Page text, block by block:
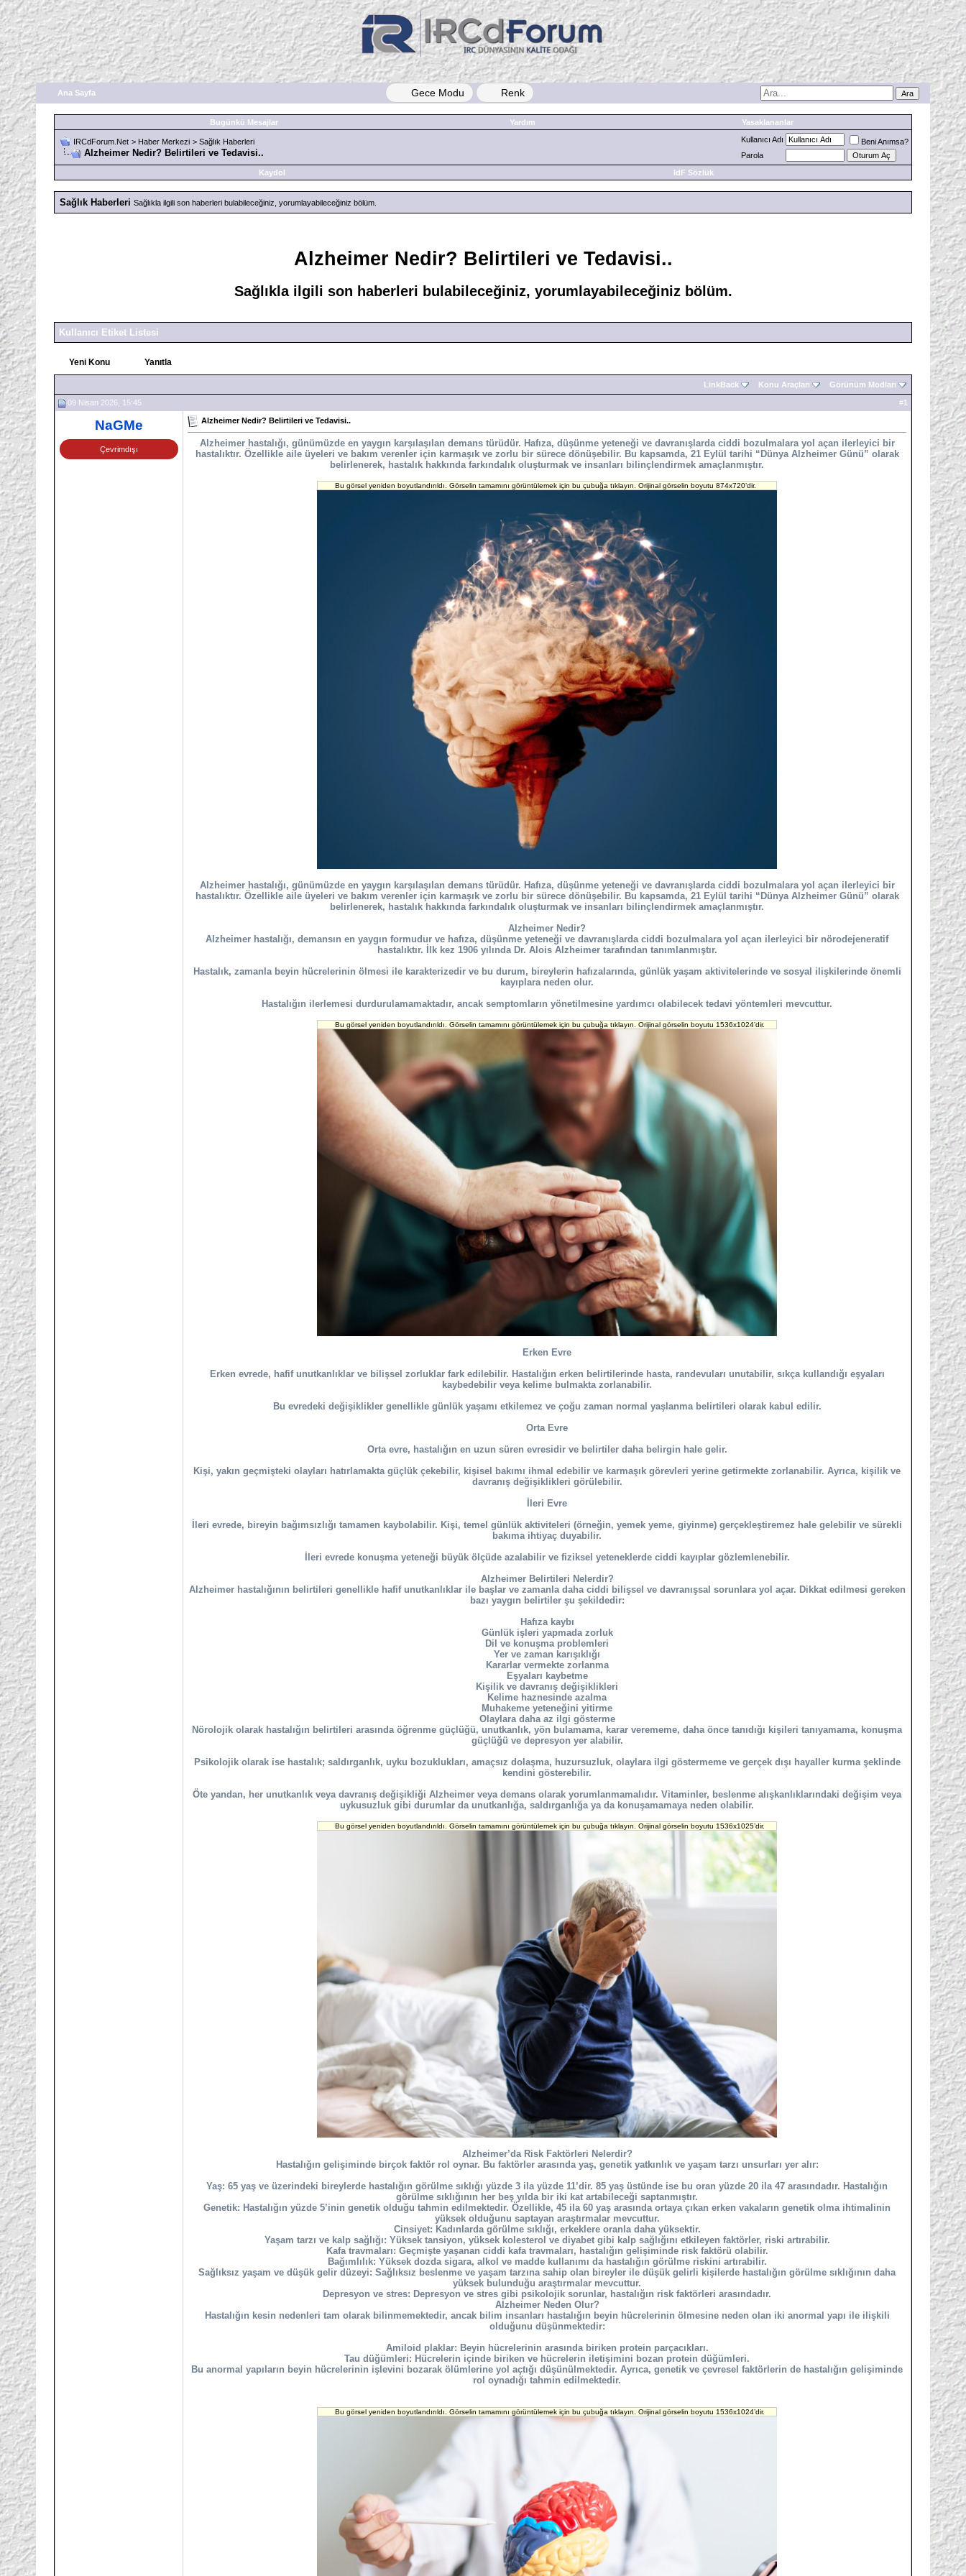
Ana Sayfa Gece Modu Renk
Bugünkü Mesajlar Yardım Yasaklananlar
IRCdForum.Net > Haber Merkezi > Sağlık Haberleri
Alzheimer Nedir? Belirtileri ve Tedavisi..
Kullanıcı Adı
Beni Anımsa?
Parola
Kaydol
IdF Sözlük
Sağlık Haberleri Sağlıkla ilgili son haberleri bulabileceğiniz, yorumlayabileceğiniz bölüm.
Alzheimer Nedir? Belirtileri ve Tedavisi..
Sağlıkla ilgili son haberleri bulabileceğiniz, yorumlayabileceğiniz bölüm.
Kullanıcı Etiket Listesi
Yeni Konu Yanıtla
LinkBack Konu Araçları Görünüm Modları
09 Nisan 2026, 15:45 #1
NaGMe
Çevrimdışı
Alzheimer Nedir? Belirtileri ve Tedavisi..
Alzheimer hastalığı, günümüzde en yaygın karşılaşılan demans türüdür. Hafıza, düşünme yeteneği ve davranışlarda ciddi bozulmalara yol açan ilerleyici bir
hastalıktır. Özellikle aile üyeleri ve bakım verenler için karmaşık ve zorlu bir sürece dönüşebilir. Bu kapsamda, 21 Eylül tarihi “Dünya Alzheimer Günü” olarak
belirlenerek, hastalık hakkında farkındalık oluşturmak ve insanları bilinçlendirmek amaçlanmıştır.
Bu görsel yeniden boyutlandırıldı. Görselin tamamını görüntülemek için bu çubuğa tıklayın. Orijinal görselin boyutu 874x720’dir.
Alzheimer hastalığı, günümüzde en yaygın karşılaşılan demans türüdür. Hafıza, düşünme yeteneği ve davranışlarda ciddi bozulmalara yol açan ilerleyici bir
hastalıktır. Özellikle aile üyeleri ve bakım verenler için karmaşık ve zorlu bir sürece dönüşebilir. Bu kapsamda, 21 Eylül tarihi “Dünya Alzheimer Günü” olarak
belirlenerek, hastalık hakkında farkındalık oluşturmak ve insanları bilinçlendirmek amaçlanmıştır.
Alzheimer Nedir?
Alzheimer hastalığı, demansın en yaygın formudur ve hafıza, düşünme yeteneği ve davranışlarda ciddi bozulmalara yol açan ilerleyici bir nörodejeneratif
hastalıktır. İlk kez 1906 yılında Dr. Alois Alzheimer tarafından tanımlanmıştır.
Hastalık, zamanla beyin hücrelerinin ölmesi ile karakterizedir ve bu durum, bireylerin hafızalarında, günlük yaşam aktivitelerinde ve sosyal ilişkilerinde önemli
kayıplara neden olur.
Hastalığın ilerlemesi durdurulamamaktadır, ancak semptomların yönetilmesine yardımcı olabilecek tedavi yöntemleri mevcuttur.
Bu görsel yeniden boyutlandırıldı. Görselin tamamını görüntülemek için bu çubuğa tıklayın. Orijinal görselin boyutu 1536x1024’dir.
Erken Evre
Erken evrede, hafif unutkanlıklar ve bilişsel zorluklar fark edilebilir. Hastalığın erken belirtilerinde hasta, randevuları unutabilir, sıkça kullandığı eşyaları
kaybedebilir veya kelime bulmakta zorlanabilir.
Bu evredeki değişiklikler genellikle günlük yaşamı etkilemez ve çoğu zaman normal yaşlanma belirtileri olarak kabul edilir.
Orta Evre
Orta evre, hastalığın en uzun süren evresidir ve belirtiler daha belirgin hale gelir.
Kişi, yakın geçmişteki olayları hatırlamakta güçlük çekebilir, kişisel bakımı ihmal edebilir ve karmaşık görevleri yerine getirmekte zorlanabilir. Ayrıca, kişilik ve
davranış değişiklikleri görülebilir.
İleri Evre
İleri evrede, bireyin bağımsızlığı tamamen kaybolabilir. Kişi, temel günlük aktiviteleri (örneğin, yemek yeme, giyinme) gerçekleştiremez hale gelebilir ve sürekli
bakıma ihtiyaç duyabilir.
İleri evrede konuşma yeteneği büyük ölçüde azalabilir ve fiziksel yeteneklerde ciddi kayıplar gözlemlenebilir.
Alzheimer Belirtileri Nelerdir?
Alzheimer hastalığının belirtileri genellikle hafif unutkanlıklar ile başlar ve zamanla daha ciddi bilişsel ve davranışsal sorunlara yol açar. Dikkat edilmesi gereken
bazı yaygın belirtiler şu şekildedir:
Hafıza kaybı
Günlük işleri yapmada zorluk
Dil ve konuşma problemleri
Yer ve zaman karışıklığı
Kararlar vermekte zorlanma
Eşyaları kaybetme
Kişilik ve davranış değişiklikleri
Kelime haznesinde azalma
Muhakeme yeteneğini yitirme
Olaylara daha az ilgi gösterme
Nörolojik olarak hastalığın belirtileri arasında öğrenme güçlüğü, unutkanlık, yön bulamama, karar verememe, daha önce tanıdığı kişileri tanıyamama, konuşma
güçlüğü ve depresyon yer alabilir.
Psikolojik olarak ise hastalık; saldırganlık, uyku bozuklukları, amaçsız dolaşma, huzursuzluk, olaylara ilgi göstermeme ve gerçek dışı hayaller kurma şeklinde
kendini gösterebilir.
Öte yandan, her unutkanlık veya davranış değişikliği Alzheimer veya demans olarak yorumlanmamalıdır. Vitaminler, beslenme alışkanlıklarındaki değişim veya
uykusuzluk gibi durumlar da unutkanlığa, saldırganlığa ya da konuşamamaya neden olabilir.
Bu görsel yeniden boyutlandırıldı. Görselin tamamını görüntülemek için bu çubuğa tıklayın. Orijinal görselin boyutu 1536x1025’dir.
Alzheimer’da Risk Faktörleri Nelerdir?
Hastalığın gelişiminde birçok faktör rol oynar. Bu faktörler arasında yaş, genetik yatkınlık ve yaşam tarzı unsurları yer alır:
Yaş: 65 yaş ve üzerindeki bireylerde hastalığın görülme sıklığı yüzde 3 ila yüzde 11’dir. 85 yaş üstünde ise bu oran yüzde 20 ila 47 arasındadır. Hastalığın
görülme sıklığının her beş yılda bir iki kat artabileceği saptanmıştır.
Genetik: Hastalığın yüzde 5’inin genetik olduğu tahmin edilmektedir. Özellikle, 45 ila 60 yaş arasında ortaya çıkan erken vakaların genetik olma ihtimalinin
yüksek olduğunu saptayan araştırmalar mevcuttur.
Cinsiyet: Kadınlarda görülme sıklığı, erkeklere oranla daha yüksektir.
Yaşam tarzı ve kalp sağlığı: Yüksek tansiyon, yüksek kolesterol ve diyabet gibi kalp sağlığını etkileyen faktörler, riski artırabilir.
Kafa travmaları: Geçmişte yaşanan ciddi kafa travmaları, hastalığın gelişiminde risk faktörü olabilir.
Bağımlılık: Yüksek dozda sigara, alkol ve madde kullanımı da hastalığın görülme riskini artırabilir.
Sağlıksız yaşam ve düşük gelir düzeyi: Sağlıksız beslenme ve yaşam tarzına sahip olan bireyler ile düşük gelirli kişilerde hastalığın görülme sıklığının daha
yüksek bulunduğu araştırmalar mevcuttur.
Depresyon ve stres: Depresyon ve stres gibi psikolojik sorunlar, hastalığın risk faktörleri arasındadır.
Alzheimer Neden Olur?
Hastalığın kesin nedenleri tam olarak bilinmemektedir, ancak bilim insanları hastalığın beyin hücrelerinin ölmesine neden olan iki anormal yapı ile ilişkili
olduğunu düşünmektedir:
Amiloid plaklar: Beyin hücrelerinin arasında biriken protein parçacıkları.
Tau düğümleri: Hücrelerin içinde biriken ve hücrelerin iletişimini bozan protein düğümleri.
Bu anormal yapıların beyin hücrelerinin işlevini bozarak ölümlerine yol açtığı düşünülmektedir. Ayrıca, genetik ve çevresel faktörlerin de hastalığın gelişiminde
rol oynadığı tahmin edilmektedir.
Bu görsel yeniden boyutlandırıldı. Görselin tamamını görüntülemek için bu çubuğa tıklayın. Orijinal görselin boyutu 1536x1024’dir.